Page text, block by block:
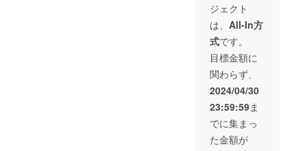
ジェクト
は、 All-In方
式です。
目標金額に
関わらず、
2024/04/30
23:59:59ま
でに集まっ
た金額が